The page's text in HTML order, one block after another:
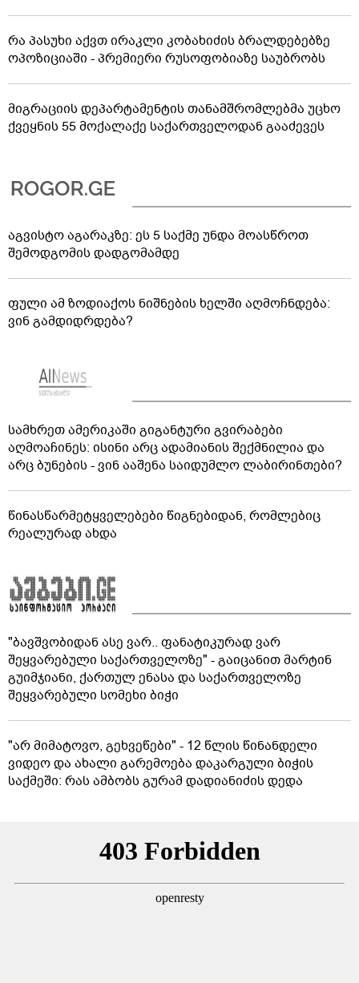
რა პასუხი აქვთ ირაკლი კობახიძის ბრალდებებზე
ოპოზიციაში - პრემიერი რუსოფობიაზე საუბრობს
მიგრაციის დეპარტამენტის თანამშრომლებმა უცხო
ქვეყნის 55 მოქალაქე საქართველოდან გააძევეს
აგვისტო აგარაკზე: ეს 5 საქმე უნდა მოასწროთ
შემოდგომის დადგომამდე
ფული ამ ზოდიაქოს ნიშნების ხელში აღმოჩნდება:
ვინ გამდიდრდება?
სამხრეთ ამერიკაში გიგანტური გვირაბები
აღმოაჩინეს: ისინი არც ადამიანის შექმნილია და
არც ბუნების - ვინ ააშენა საიდუმლო ლაბირინთები?
წინასწარმეტყველებები წიგნებიდან, რომლებიც
რეალურად ახდა
"ბავშვობიდან ასე ვარ.. ფანატიკურად ვარ
შეყვარებული საქართველოზე" - გაიცანით მარტინ
გუიმჯიანი, ქართულ ენასა და საქართველოზე
შეყვარებული სომეხი ბიჭი
"არ მიმატოვო, გეხვეწები" - 12 წლის წინანდელი
ვიდეო და ახალი გარემოება დაკარგული ბიჭის
საქმეში: რას ამბობს გურამ დადიანიძის დედა